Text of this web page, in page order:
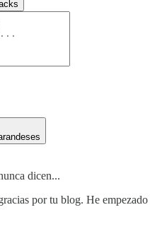
dicen...
por tu blog. He